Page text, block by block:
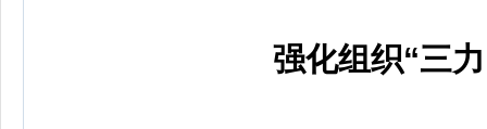
强化组织“三